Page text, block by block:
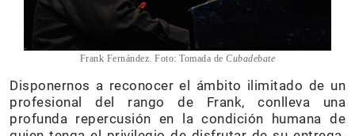
Frank Fernández. Foto: Tomada deCubadebate
Disponernos a reconocer el ámbito ilimitado de un
profesional del rango de Frank, conlleva una
profunda repercusión en la condición humana de